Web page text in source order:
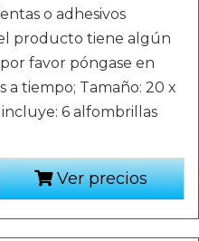
o adhesivos
producto tiene algún
favor póngase en
tiempo; Tamaño: 20 x
6 alfombrillas
Ver precios